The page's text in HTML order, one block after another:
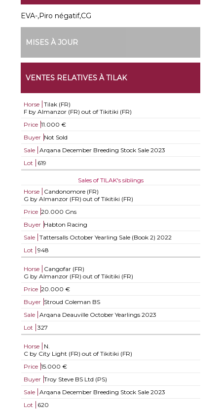
EVA-,Piro négatif,CG
MISES À JOUR
VENTES RELATIVES À TILAK
Horse
Tilak (FR)
F by Almanzor (FR) out of Tikitiki (FR)
Price 11.000 €
Buyer Not Sold
Sale
Arqana December Breeding Stock Sale 2023
Lot
619
Sales of TILAK's siblings
Horse
Candonomore (FR)
G by Almanzor (FR) out of Tikitiki (FR)
Price 20.000 Gns
Buyer Habton Racing
Sale
Tattersalls October Yearling Sale (Book 2) 2022
Lot
948
Horse
Cangofar (FR)
G by Almanzor (FR) out of Tikitiki (FR)
Price 20.000 €
Buyer Stroud Coleman BS
Sale
Arqana Deauville October Yearlings 2023
Lot
327
Horse
N.
C by City Light (FR) out of Tikitiki (FR)
Price 15.000 €
Buyer Troy Steve BS Ltd (PS)
Sale
Arqana December Breeding Stock Sale 2023
Lot
620